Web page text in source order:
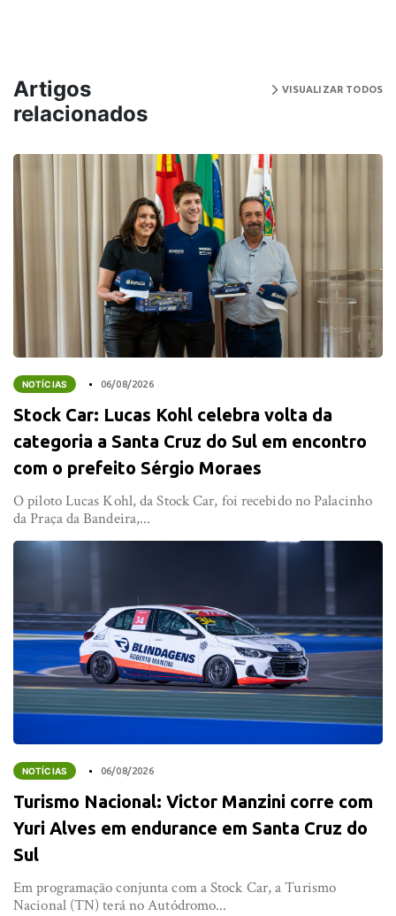
Artigos
relacionados
VISUALIZAR TODOS
NOTÍCIAS 06/08/2026
Stock Car: Lucas Kohl celebra volta da
categoria a Santa Cruz do Sul em encontro
com o prefeito Sérgio Moraes
O piloto Lucas Kohl, da Stock Car, foi recebido no Palacinho
da Praça da Bandeira,...
NOTÍCIAS 06/08/2026
Turismo Nacional: Victor Manzini corre com
Yuri Alves em endurance em Santa Cruz do
Sul
Em programação conjunta com a Stock Car, a Turismo
Nacional (TN) terá no Autódromo...